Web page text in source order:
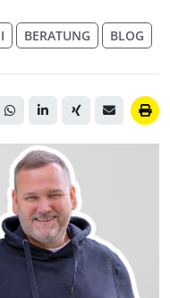
BERATUNG BLOG
mit